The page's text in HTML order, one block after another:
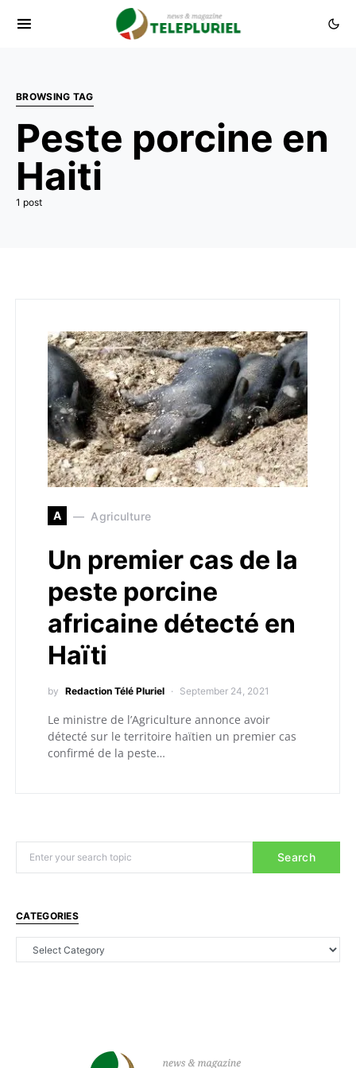
BROWSING TAG
Peste porcine en
Haiti
1 post
A Agriculture
Un premier cas de la
peste porcine
africaine détecté en
Haïti
by Redaction Télé Pluriel September 24, 2021
Le ministre de l’Agriculture annonce avoir
détecté sur le territoire haïtien un premier cas
confirmé de la peste…
Search
CATEGORIES